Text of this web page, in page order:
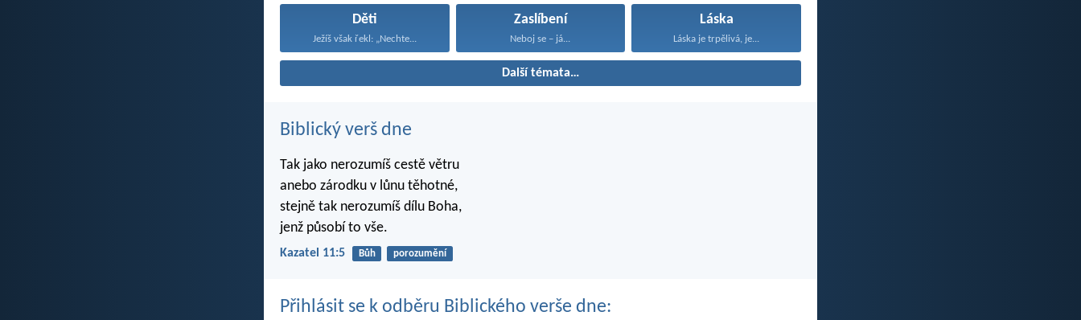
Děti
Ježíš však řekl: „Nechte...
Zaslíbení
Neboj se – já...
Láska
Láska je trpělivá, je...
Další témata…
Biblický verš dne
Tak jako nerozumíš cestě větru
anebo zárodku v lůnu těhotné,
stejně tak nerozumíš dílu Boha,
jenž působí to vše.
Kazatel 11:5 Bůh porozumění
Přihlásit se k odběru Biblického verše dne: